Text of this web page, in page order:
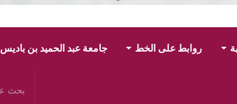
روابط على الخط جامعة عبد الحميد بن باديس